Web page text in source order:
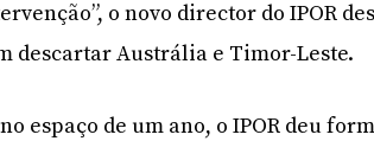
o novo director do IPOR
descartar Austrália e Timor-Leste.
no espaço de um ano, o IPOR deu